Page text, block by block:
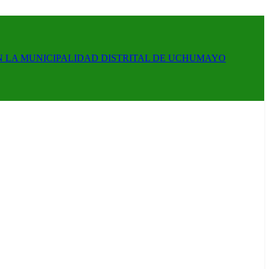
LA MUNICIPALIDAD DISTRITAL DE UCHUMAYO